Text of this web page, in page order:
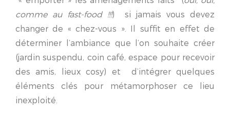
comme au fast-food !!!) si jamais vous devez
changer de « chez-vous ». Il suffit en effet de
déterminer l’ambiance que l’on souhaite créer
(jardin suspendu, coin café, espace pour recevoir
des amis, lieux cosy) et d’intégrer quelques
éléments clés pour métamorphoser ce lieu
inexploité.